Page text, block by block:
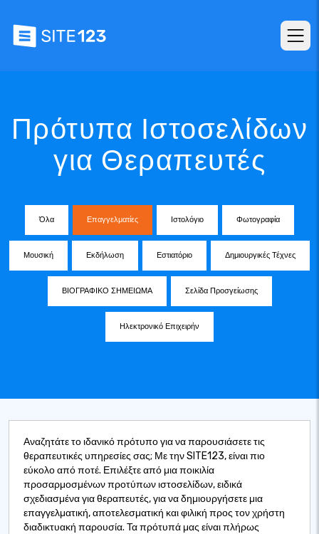
Πρότυπα Ιστοσελίδων
για Θεραπευτές
Όλα Επαγγελματίες Ιστολόγιο Φωτογραφία
Μουσική Εκδήλωση Εστιατόριο Δημιουργικές Τέχνες
ΒΙΟΓΡΑΦΙΚΟ ΣΗΜΕΙΩΜΑ Σελίδα Προσγείωσης
Ηλεκτρονικό Επιχειρήν
Αναζητάτε το ιδανικό πρότυπο για να παρουσιάσετε τις
θεραπευτικές υπηρεσίες σας; Με την SITE123, είναι πιο
εύκολο από ποτέ. Επιλέξτε από μια ποικιλία
προσαρμοσμένων προτύπων ιστοσελίδων, ειδικά
σχεδιασμένα για θεραπευτές, για να δημιουργήσετε μια
επαγγελματική, αποτελεσματική και φιλική προς τον χρήστη
διαδικτυακή παρουσία. Τα πρότυπά μας είναι πλήρως